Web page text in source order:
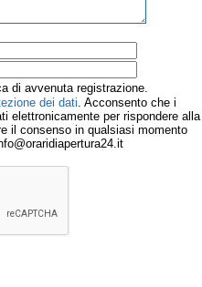
di avvenuta registrazione.
dei dati. Acconsento che i
elettronicamente per rispondere alla
il consenso in qualsiasi momento